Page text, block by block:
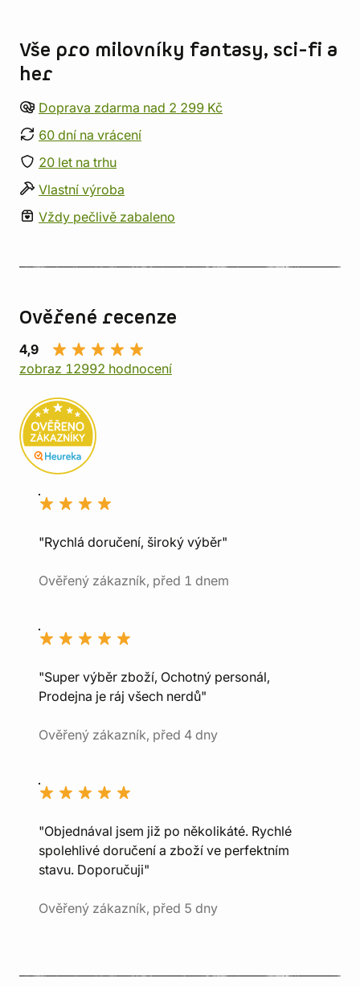
Vše pro milovníky fantasy, sci-fi a
her
Doprava zdarma nad 2 299 Kč
60 dní na vrácení
20 let na trhu
Vlastní výroba
Vždy pečlivě zabaleno
Ověřené recenze
4,9
zobraz 12992 hodnocení
"Rychlá doručení, široký výběr"
Ověřený zákazník, před 1 dnem
"Super výběr zboží, Ochotný personál,
Prodejna je ráj všech nerdů"
Ověřený zákazník, před 4 dny
"Objednával jsem již po několikáté. Rychlé
spolehlivé doručení a zboží ve perfektním
stavu. Doporučuji"
Ověřený zákazník, před 5 dny